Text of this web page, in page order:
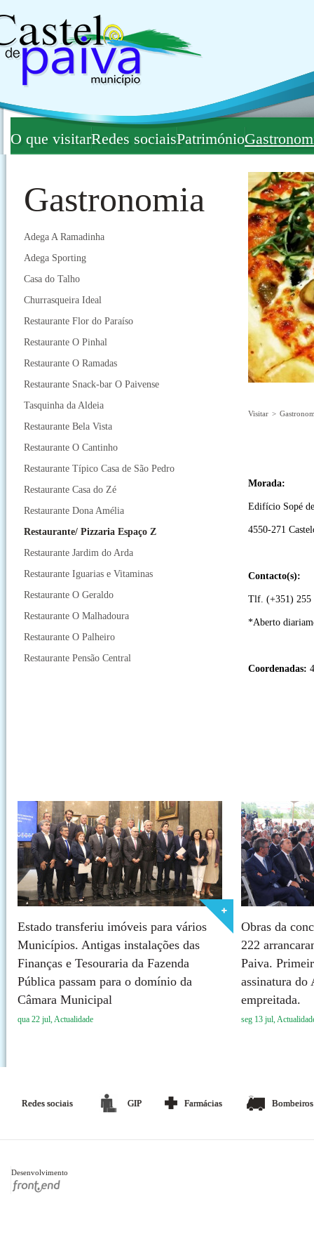
O que visitarRedes sociaisPatrimónio
Gastronomia
Adega A Ramadinha
Adega Sporting
Casa do Talho
Churrasqueira Ideal
Restaurante Flor do Paraíso
Restaurante O Pinhal
Restaurante O Ramadas
Restaurante Snack-bar O Paivense
Tasquinha da Aldeia
Restaurante Bela Vista
Restaurante O Cantinho
Restaurante Típico Casa de São Pedro
Restaurante Casa do Zé
Restaurante Dona Amélia
Restaurante/ Pizzaria Espaço Z
Restaurante Jardim do Arda
Restaurante Iguarias e Vitaminas
Restaurante O Geraldo
Restaurante O Malhadoura
Restaurante O Palheiro
Restaurante Pensão Central
Visitar >
Morada:
Edifício Sopé
4550-271
Contacto(s):
Tlf. (+351) 255
*Aberto
Coordenadas:
Estado transferiu imóveis para vários
Municípios. Antigas instalações das
Finanças e Tesouraria da Fazenda
Pública passam para o domínio da
Câmara Municipal
qua 22 jul, Actualidade
Obras da
222
Paiva.
assinatura do
empreitada.
seg 13 jul,
Redes sociais GIP Farmácias Bombeiros
Desenvolvimento